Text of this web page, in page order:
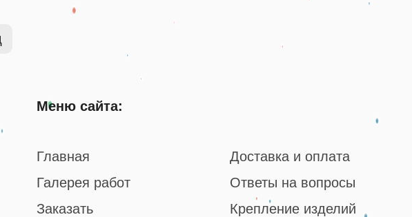
Меню сайта:
Главная
Галерея работ
Заказать
Доставка и оплата
Ответы на вопросы
Крепление изделий